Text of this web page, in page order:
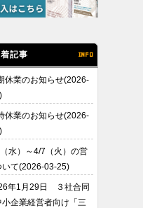
記事 INFO
休業のお知らせ(2026-
休業のお知らせ(2026-
水）～4/7（火）の営
いて(2026-03-25)
年1月29日 ３社合同
小企業経営者向け「三